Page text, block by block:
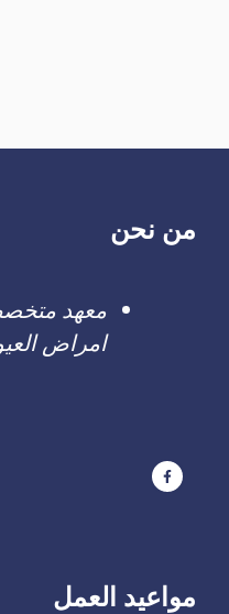
من نحن
معهد
امراض
مواعيد العمل